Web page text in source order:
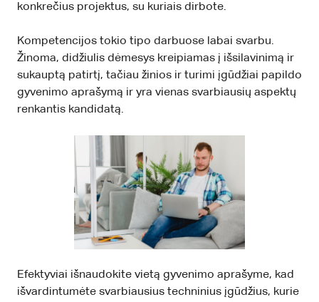
konkrečius projektus, su kuriais dirbote.
Kompetencijos tokio tipo darbuose labai svarbu.
Žinoma, didžiulis dėmesys kreipiamas į išsilavinimą ir
sukauptą patirtį, tačiau žinios ir turimi įgūdžiai papildo
gyvenimo aprašymą ir yra vienas svarbiausių aspektų
renkantis kandidatą.
Efektyviai išnaudokite vietą gyvenimo aprašyme, kad
išvardintumėte svarbiausius techninius įgūdžius, kurie